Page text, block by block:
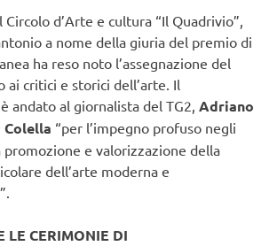
d’Arte e cultura “Il Quadrivio”,
a nome della giuria del premio di
ha reso noto l’assegnazione del
ai critici e storici dell’arte. Il
andato al giornalista del TG2, Adriano
“per l’impegno profuso negli
e valorizzazione della
dell’arte moderna e
LE CERIMONIE DI